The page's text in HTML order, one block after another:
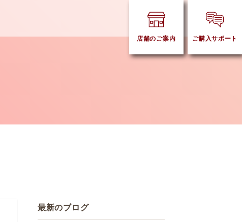
店舗のご案内 ご購入サポート
最新のブログ